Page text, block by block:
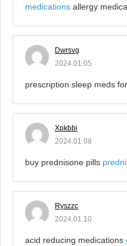
medications allergy
Dwrsvg
2024.01.05
prescription sleep meds
Xpkbbi
2024.01.08
buy prednisone pills
Ryszzc
2024.01.10
acid reducing medications